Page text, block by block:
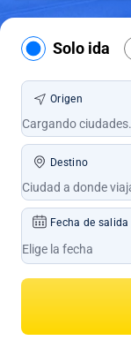
Solo ida
Origen
Destino
Fecha de salida